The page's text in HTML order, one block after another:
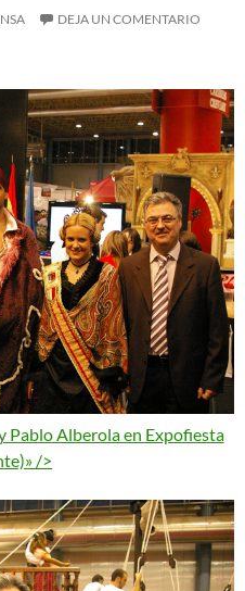
DEJA UN COMENTARIO
Alberola en Expofiesta
/>